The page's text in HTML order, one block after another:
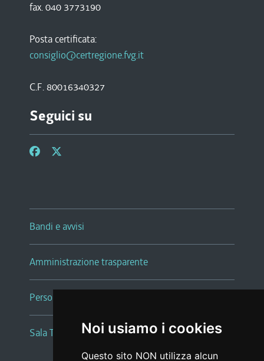
Noi usiamo i cookies
Questo sito NON utilizza alcun
fax. 040 3773190
Posta certificata:
consiglio@certregione.fvg.it
C.F. 80016340327
Seguici su
Bandi e avvisi
Amministrazione trasparente
Persone e Uffici
Sala Tiziano Tessitori